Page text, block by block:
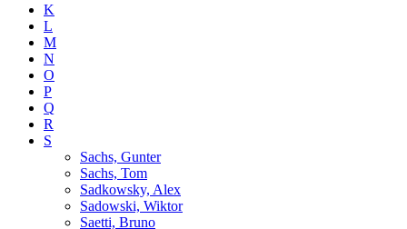
K
L
M
N
O
P
Q
R
S
Sachs, Gunter
Sachs, Tom
Sadkowsky, Alex
Sadowski, Wiktor
Saetti, Bruno